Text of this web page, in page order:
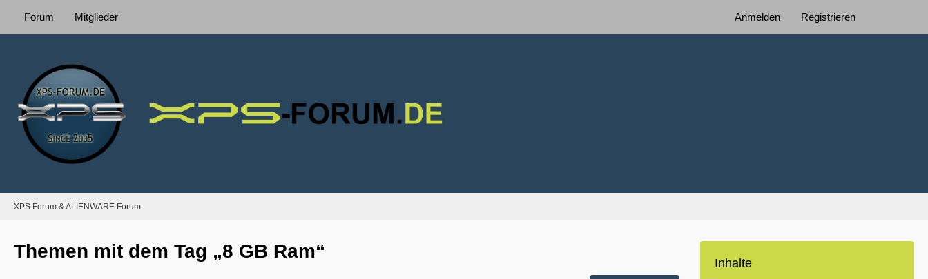
Forum Mitglieder Anmelden Registrieren
XPS Forum & ALIENWARE Forum
Themen mit dem Tag „8 GB Ram“
Inhalte